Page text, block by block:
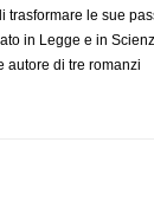
trasformare le sue
in Legge e in
autore di tre romanzi